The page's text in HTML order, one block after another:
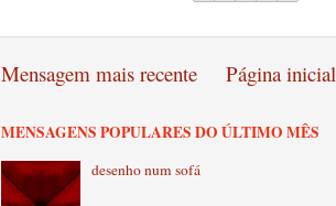
Mensagem mais recente Página inicial
MENSAGENS POPULARES DO ÚLTIMO MÊS
desenho num sofá